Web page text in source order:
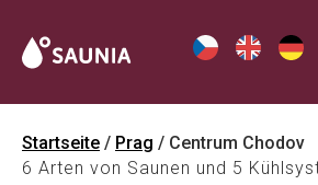
Startseite / Prag / Centrum Chodov
6 Arten von Saunen und 5